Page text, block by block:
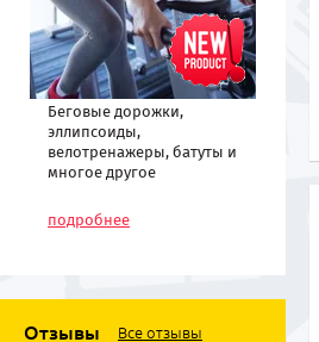
Беговые дорожки,
эллипсоиды,
велотренажеры, батуты и
многое другое
оборудование по низким
ценам
подробнее
Отзывы Все отзывы